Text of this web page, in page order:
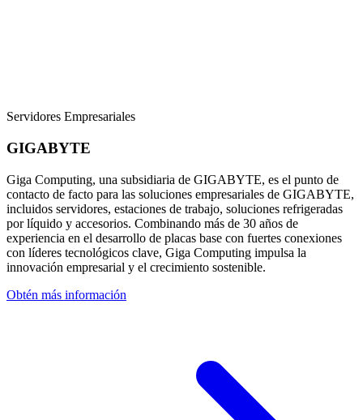
Servidores Empresariales
GIGABYTE
Giga Computing, una subsidiaria de GIGABYTE, es el punto de
contacto de facto para las soluciones empresariales de GIGABYTE,
incluidos servidores, estaciones de trabajo, soluciones refrigeradas
por líquido y accesorios. Combinando más de 30 años de
experiencia en el desarrollo de placas base con fuertes conexiones
con líderes tecnológicos clave, Giga Computing impulsa la
innovación empresarial y el crecimiento sostenible.
Obtén más información